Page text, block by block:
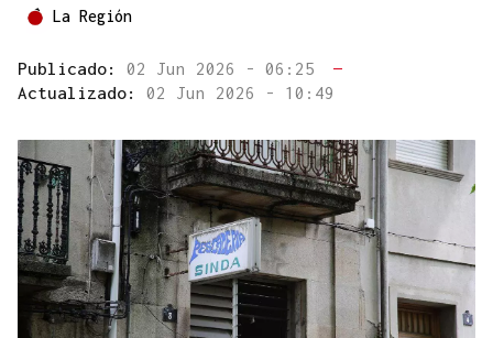
La Región
Publicado: 02 Jun 2026 - 06:25
—
Actualizado: 02 Jun 2026 - 10:49